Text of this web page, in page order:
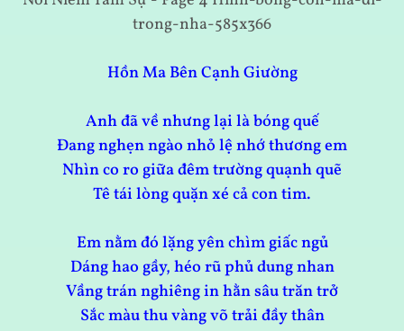
Hồn Ma Bên Cạnh Giường
Anh đã về nhưng lại là bóng quế
Đang nghẹn ngào nhỏ lệ nhớ thương em
Nhìn co ro giữa đêm trường quạnh quẽ
Tê tái lòng quặn xé cả con tim.
Em nằm đó lặng yên chìm giấc ngủ
Dáng hao gầy, héo rũ phủ dung nhan
Vầng trán nghiêng in hằn sâu trăn trở
Sắc màu thu vàng võ trải đầy thân